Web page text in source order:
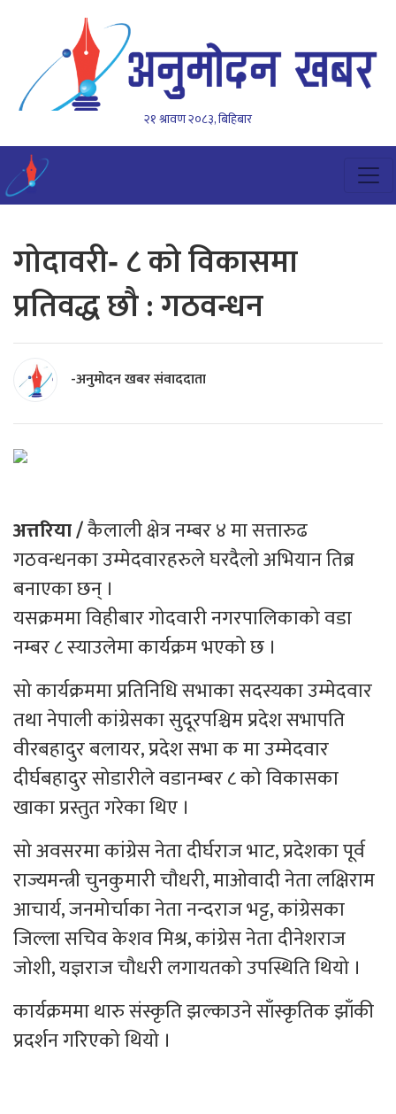
२१ श्रावण २०८३, बिहिबार
गोदावरी‐ ८ को विकासमा
प्रतिवद्ध छौ : गठवन्धन
-अनुमोदन खबर संवाददाता
अत्तरिया /कैलाली क्षेत्र नम्बर ४ मा सत्तारुढ
गठवन्धनका उम्मेदवारहरुले घरदैलो अभियान तिब्र
बनाएका छन् ।
यसक्रममा विहीबार गोदवारी नगरपालिकाको वडा
नम्बर ८ स्याउलेमा कार्यक्रम भएको छ ।
सो कार्यक्रममा प्रतिनिधि सभाका सदस्यका उम्मेदवार
तथा नेपाली कांग्रेसका सुदूरपश्चिम प्रदेश सभापति
वीरबहादुर बलायर, प्रदेश सभा क मा उम्मेदवार
दीर्घबहादुर सोडारीले वडानम्बर ८ को विकासका
खाका प्रस्तुत गरेका थिए ।
सो अवसरमा कांग्रेस नेता दीर्घराज भाट, प्रदेशका पूर्व
राज्यमन्त्री चुनकुमारी चौधरी, माओवादी नेता लक्षिराम
आचार्य, जनमोर्चाका नेता नन्दराज भट्ट, कांग्रेसका
जिल्ला सचिव केशव मिश्र, कांग्रेस नेता दीनेशराज
जोशी, यज्ञराज चौधरी लगायतको उपस्थिति थियो ।
कार्यक्रममा थारु संस्कृति झल्काउने साँस्कृतिक झाँकी
प्रदर्शन गरिएको थियो ।